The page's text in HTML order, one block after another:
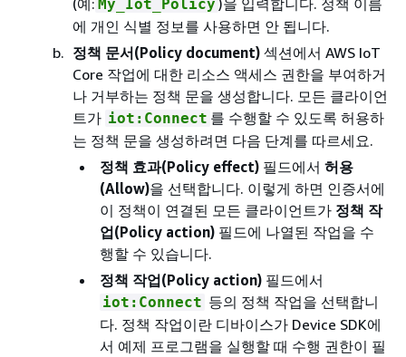
(예: My_Iot_Policy )을 입력합니다. 정책 이름
에 개인 식별 정보를 사용하면 안 됩니다.
정책 문서(Policy document) 섹션에서 AWS IoT
Core 작업에 대한 리소스 액세스 권한을 부여하거
나 거부하는 정책 문을 생성합니다. 모든 클라이언
트가 iot:Connect 를 수행할 수 있도록 허용하
는 정책 문을 생성하려면 다음 단계를 따르세요.
정책 효과(Policy effect) 필드에서 허용
(Allow)을 선택합니다. 이렇게 하면 인증서에
이 정책이 연결된 모든 클라이언트가 정책 작
업(Policy action) 필드에 나열된 작업을 수
행할 수 있습니다.
정책 작업(Policy action) 필드에서
iot:Connect 등의 정책 작업을 선택합니
다. 정책 작업이란 디바이스가 Device SDK에
서 예제 프로그램을 실행할 때 수행 권한이 필